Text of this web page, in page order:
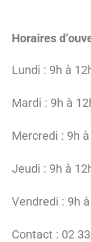
Horaires
Lundi : 9h à
Mardi : 9h à
Mercredi : 9h
Jeudi : 9h à
Vendredi : 9h
Contact : 02